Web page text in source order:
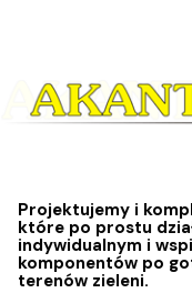
Projektujemy i
które po prostu
indywidualnym i
komponentów po
terenów zieleni.